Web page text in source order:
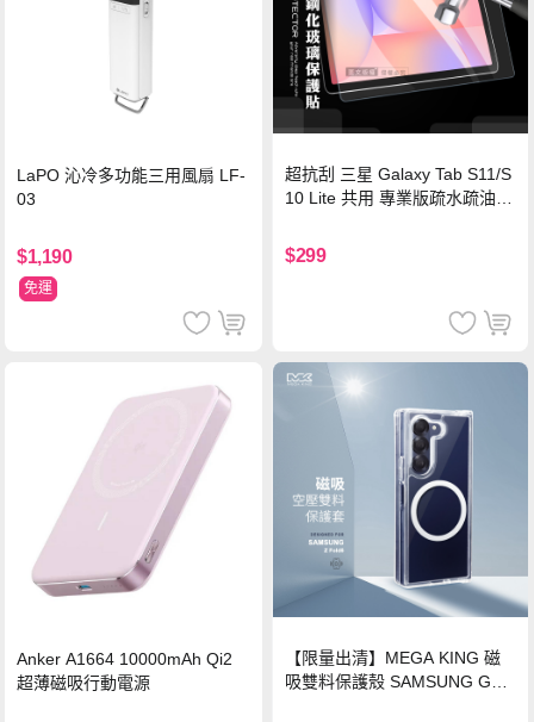
LaPO 沁冷多功能三用風扇 LF-
03
$1,190
免運
超抗刮 三星 Galaxy Tab S11/S
10 Lite 共用 專業版疏水疏油9
$299
Anker A1664 10000mAh Qi2
超薄磁吸行動電源
【限量出清】MEGA KING 磁
吸雙料保護殼 SAMSUNG Gala